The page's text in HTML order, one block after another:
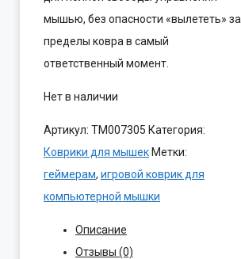
мышью, без опасности «вылететь» за
пределы ковра в самый
ответственный момент.
Нет в наличии
Артикул: ТМ007305 Категория:
Коврики для мышек Метки:
геймерам, игровой коврик для
компьютерной мышки
Описание
Отзывы (0)